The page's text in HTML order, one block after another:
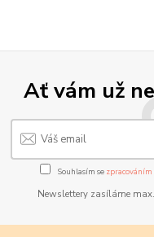
Ať vám už
Souhlasím se
Newslettery zasíláme